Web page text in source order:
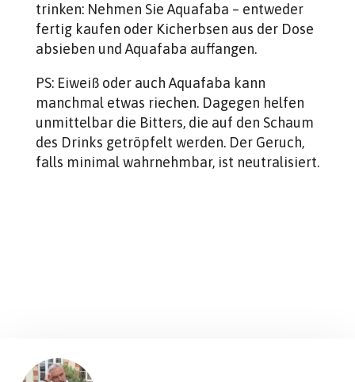
trinken: Nehmen Sie Aquafaba – entweder
fertig kaufen oder Kicherbsen aus der Dose
absieben und Aquafaba auffangen.
PS: Eiweiß oder auch Aquafaba kann
manchmal etwas riechen. Dagegen helfen
unmittelbar die Bitters, die auf den Schaum
des Drinks getröpfelt werden. Der Geruch,
falls minimal wahrnehmbar, ist neutralisiert.